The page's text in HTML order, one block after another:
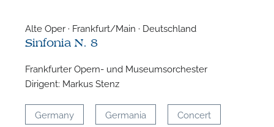
Alte Oper · Frankfurt/Main · Deutschland
Sinfonia N. 8
Frankfurter Opern- und Museumsorchester
Dirigent: Markus Stenz
Germany Germania Concert